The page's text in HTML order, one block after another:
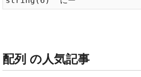
配列 の人気記事